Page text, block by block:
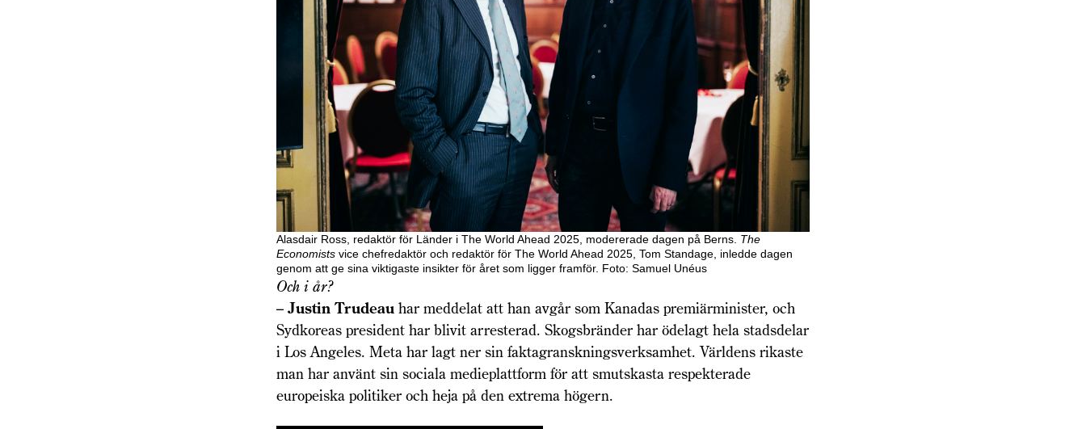
Alasdair Ross, redaktör för Länder i The World Ahead 2025, modererade dagen på Berns. The
Economists vice chefredaktör och redaktör för The World Ahead 2025, Tom Standage, inledde dagen
genom att ge sina viktigaste insikter för året som ligger framför. Foto: Samuel Unéus
Och i år?
– Justin Trudeau har meddelat att han avgår som Kanadas premiärminister, och
Sydkoreas president har blivit arresterad. Skogsbränder har ödelagt hela stadsdelar
i Los Angeles. Meta har lagt ner sin fakta­granskningsverksamhet. Världens rikaste
man har använt sin sociala medieplattform för att smutskasta respekterade
europeiska politiker och heja på den extrema högern.